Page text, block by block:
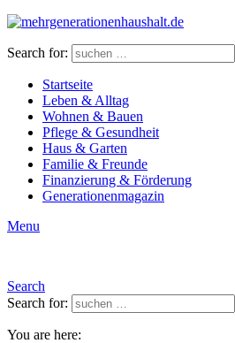
Search for:
Startseite
Leben & Alltag
Wohnen & Bauen
Pflege & Gesundheit
Haus & Garten
Familie & Freunde
Finanzierung & Förderung
Generationenmagazin
Menu
Search
Search for:
You are here: